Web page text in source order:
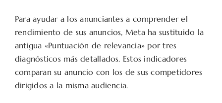
Para ayudar a los anunciantes a comprender el
rendimiento de sus anuncios, Meta ha sustituido la
antigua «Puntuación de relevancia» por tres
diagnósticos más detallados. Estos indicadores
comparan su anuncio con los de sus competidores
dirigidos a la misma audiencia.